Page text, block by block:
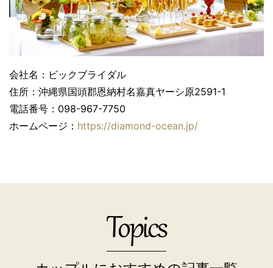
会社名：ビックブライダル
住所：沖縄県国頭郡恩納村名嘉真ヤーシ原2591-1
電話番号：098-967-7750
ホームページ： https://diamond-ocean.jp/
Topics